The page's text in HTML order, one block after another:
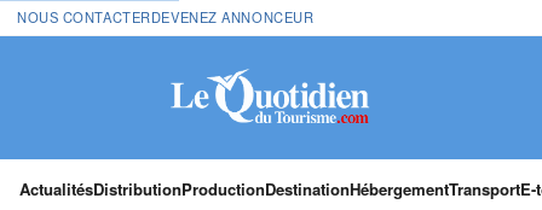
NOUS CONTACTERDEVENEZ ANNONCEUR
ActualitésDistributionProductionDestinationHébergementTransport